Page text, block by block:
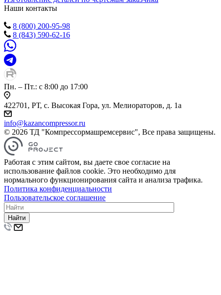
Наши контакты
8 (800) 200-95-98
8 (843) 590-62-16
Пн. – Пт.: с 8:00 до 17:00
422701, РТ, с. Высокая Гора, ул. Мелиораторов, д. 1а
info@kazancompressor.ru
© 2026 ТД "Компрессормашремсервис", Все права защищены.
Работая с этим сайтом, вы даете свое согласие на
использование файлов cookie. Это необходимо для
нормального функционирования сайта и анализа трафика.
Политика конфиденциальности
Пользовательское соглашение
Найти